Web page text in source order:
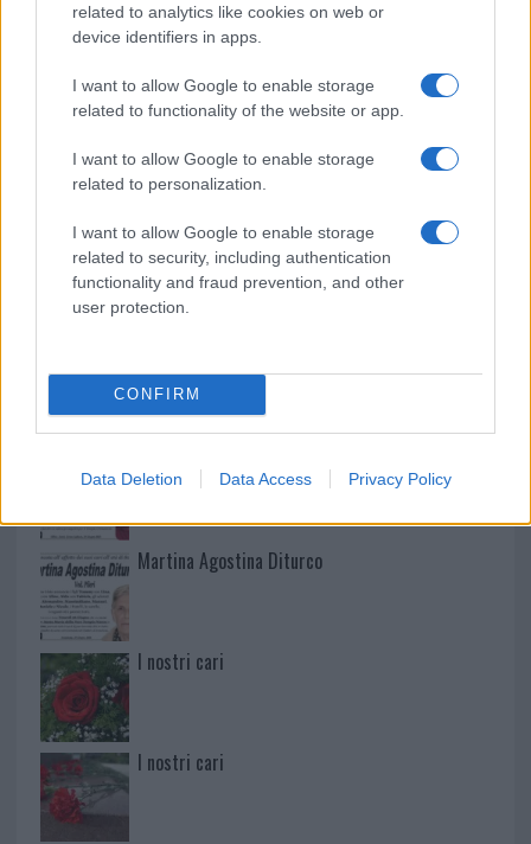
related to analytics like cookies on web or
device identifiers in apps.
I want to allow Google to enable storage
related to functionality of the website or app.
I want to allow Google to enable storage
related to personalization.
I want to allow Google to enable storage
related to security, including authentication
functionality and fraud prevention, and other
user protection.
CONFIRM
Data Deletion Data Access Privacy Policy
NECROLOGIE
Martina Agostina Diturco
I nostri cari
I nostri cari